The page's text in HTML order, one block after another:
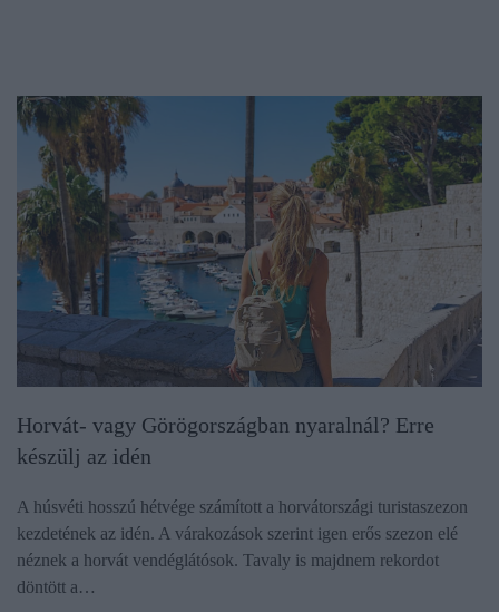
Horvát- vagy Görögországban nyaralnál? Erre
készülj az idén
A húsvéti hosszú hétvége számított a horvátországi turistaszezon
kezdetének az idén. A várakozások szerint igen erős szezon elé
néznek a horvát vendéglátósok. Tavaly is majdnem rekordot
döntött a…